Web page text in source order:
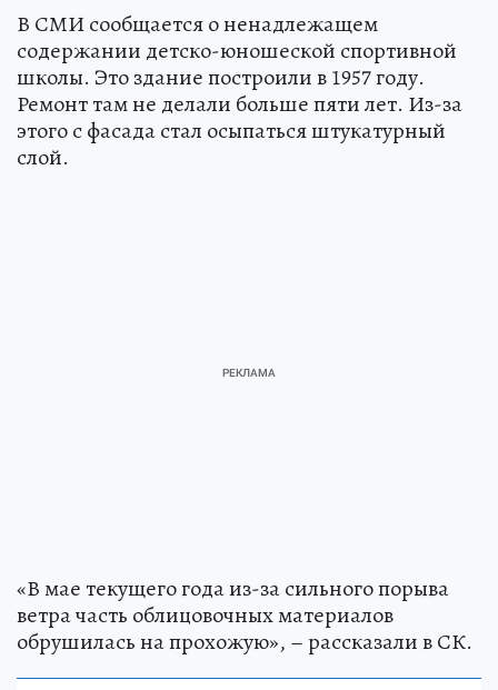
В СМИ сообщается о ненадлежащем
содержании детско-юношеской спортивной
школы. Это здание построили в 1957 году.
Ремонт там не делали больше пяти лет. Из-за
этого с фасада стал осыпаться штукатурный
слой.
«В мае текущего года из-за сильного порыва
ветра часть облицовочных материалов
обрушилась на прохожую», – рассказали в СК.